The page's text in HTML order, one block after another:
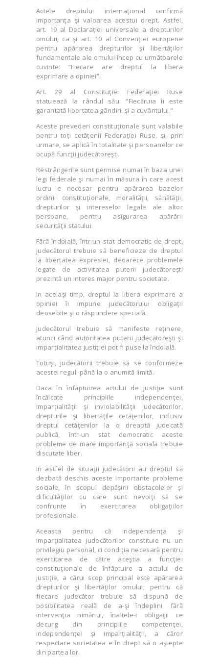
Actele dreptului internaţional confirmă
importanţa şi valoarea acestui drept. Astfel,
art. 19 al Declaraţiei universale a drepturilor
omului, ca şi art. 10 al Convenţiei europene
pentru apărarea drepturilor şi libertăţilor
fundamentale ale omului încep cu următoarele
cuvinte: “Fiecare are dreptul la libera
exprimare a opiniei”.
Art. 29 al Constituţiei Federaţiei Ruse
statuează la rândul său: “Fiecăruia îi este
garantată libertatea gândirii şi a cuvântului.”
Aceste prevederi constituţionale sunt valabile
pentru toţi cetăţenii Federaţiei Ruse, şi, prin
urmare, se aplică în totalitate şi persoanelor ce
ocupă funcţii judecătoreşti.
Restrângerile sunt permise numai în baza unei
legi federale şi numai în măsura în care acest
lucru e necesar pentru apărarea bazelor
ordinii constituţionale, moralităţii, sănătăţii,
drepturilor şi intereselor legale ale altor
persoane, pentru asigurarea apărării
securităţii statului.
Fără îndoială, într-un stat democratic de drept,
judecătorul trebuie să beneficieze de dreptul
la libertatea expresiei, deoarece problemele
legate de activitatea puterii judecătoreşti
prezintă un interes major pentru societate.
In acelaşi timp, dreptul la libera exprimare a
opiniei îi impune judecătorului obligaţii
deosebite şi o răspundere specială.
Judecătorul trebuie să manifeste reţinere,
atunci când autoritatea puterii judecătoreşti şi
imparţialitatea justiţiei pot fi puse la îndoială.
Totuşi, judecătorii trebuie să se conformeze
acestei reguli până la o anumită limită.
Daca în înfăptuirea actului de justiţie sunt
încălcate principiile independenţei,
imparţialităţii şi inviolabilităţii judecătorilor,
drepturile şi libertăţile cetăţenilor, inclusiv
dreptul cetăţenilor la o dreaptă judecată
publică, într-un stat democratic aceste
probleme de mare importanţă socială trebuie
discutate liber.
In astfel de situaţii judecătorii au dreptul să
dezbată deschis aceste importante probleme
sociale, în scopul depăşirii obstacolelor şi
dificultăţilor cu care sunt nevoiţi să se
confrunte în exercitarea obligaţiilor
profesionale.
Aceasta pentru că independenţa şi
imparţialitatea judecătorilor constituie nu un
privilegiu personal, ci condiţia necesară pentru
exercitarea de către aceştia a funcţiei
constituţionale de înfăptuire a actului de
justiţie, a cărui scop principal este apărarea
drepturilor şi libertăţilor omului; pentru că
fiecare judecător trebuie să dispună de
posibilitatea reală de a-şi îndeplini, fără
intervenţia nimănui, înaltele-i obligaţii ce
decurg din principiile competenţei,
independenţei şi imparţialităţii, a căror
respectare societatea e în drept să o aştepte
din partea lor.